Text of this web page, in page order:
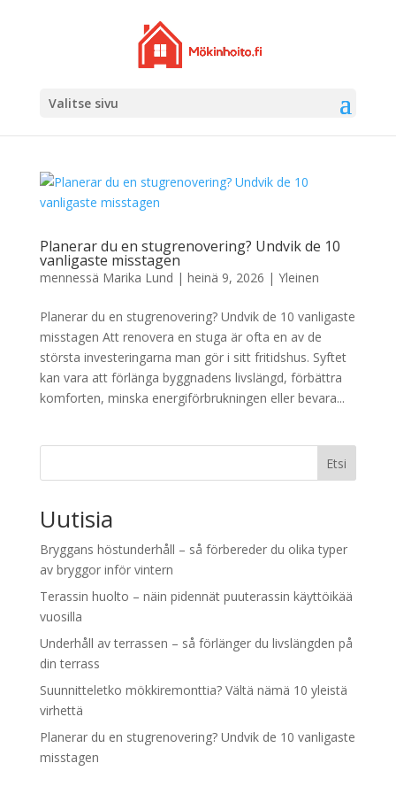
Valitse sivu
Planerar du en stugrenovering? Undvik de 10
vanligaste misstagen
mennessä Marika Lund | heinä 9, 2026 | Yleinen
Planerar du en stugrenovering? Undvik de 10 vanligaste
misstagen Att renovera en stuga är ofta en av de
största investeringarna man gör i sitt fritidshus. Syftet
kan vara att förlänga byggnadens livslängd, förbättra
komforten, minska energiförbrukningen eller bevara...
Etsi
Uutisia
Bryggans höstunderhåll – så förbereder du olika typer
av bryggor inför vintern
Terassin huolto – näin pidennät puuterassin käyttöikää
vuosilla
Underhåll av terrassen – så förlänger du livslängden på
din terrass
Suunnitteletko mökkiremonttia? Vältä nämä 10 yleistä
virhettä
Planerar du en stugrenovering? Undvik de 10 vanligaste
misstagen